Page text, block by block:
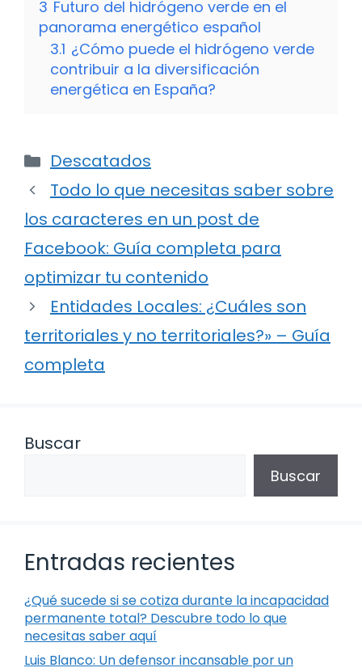
3 Futuro del hidrógeno verde en el
panorama energético español
3.1 ¿Cómo puede el hidrógeno verde
contribuir a la diversificación
energética en España?
Categorías
Descatados
Todo lo que necesitas saber sobre
los caracteres en un post de
Facebook: Guía completa para
optimizar tu contenido
Entidades Locales: ¿Cuáles son
territoriales y no territoriales?» – Guía
completa
Buscar
Buscar
Entradas recientes
¿Qué sucede si se cotiza durante la incapacidad
permanente total? Descubre todo lo que
necesitas saber aquí
Luis Blanco: Un defensor incansable por un